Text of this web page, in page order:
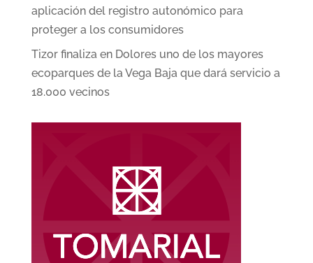
aplicación del registro autonómico para
proteger a los consumidores
Tizor finaliza en Dolores uno de los mayores
ecoparques de la Vega Baja que dará servicio a
18.000 vecinos